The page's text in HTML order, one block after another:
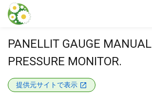
本文に飛ぶ
PANELLIT GAUGE MANUAL
PRESSURE MONITOR.
提供元サイトで表示